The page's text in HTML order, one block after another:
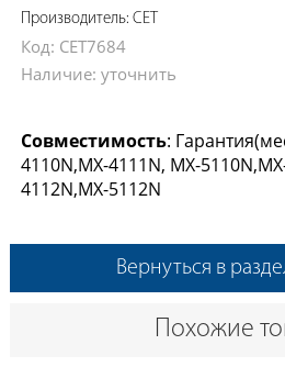
Производитель: CET
Код: CET7684
Наличие: уточнить
Совместимость:
4110N,MX-4111N, MX-
4112N,MX-5112N
Вернуться в
Похожие